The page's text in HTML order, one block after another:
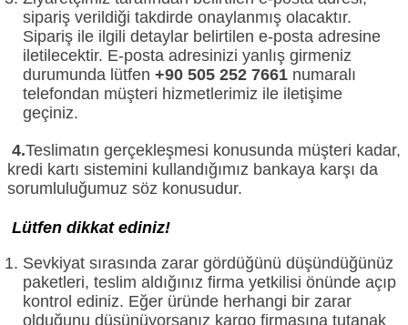
sipariş verildiği takdirde onaylanmış olacaktır.
Sipariş ile ilgili detaylar belirtilen e-posta adresine
iletilecektir. E-posta adresinizi yanlış girmeniz
durumunda lütfen +90 505 252 7661 numaralı
telefondan müşteri hizmetlerimiz ile iletişime
geçiniz.
4.Teslimatın gerçekleşmesi konusunda müşteri kadar,
kredi kartı sistemini kullandığımız bankaya karşı da
sorumluluğumuz söz konusudur.
Lütfen dikkat ediniz!
Sevkiyat sırasında zarar gördüğünü düşündüğünüz
paketleri, teslim aldığınız firma yetkilisi önünde açıp
kontrol ediniz. Eğer üründe herhangi bir zarar
olduğunu düşünüyorsanız kargo firmasına tutanak